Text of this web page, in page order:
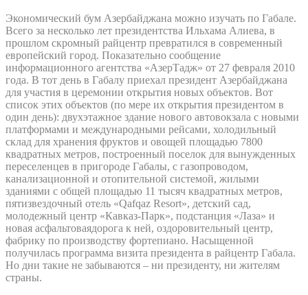
Экономический бум Азербайджана можно изучать по Габале.
Всего за несколько лет президентства Ильхама Алиева, в
прошлом скромный райцентр превратился в современный
европейский город. Показательно сообщение
информационного агентства «АзерТадж» от 27 февраля 2010
года. В тот день в Габалу приехал президент Азербайджана
для участия в церемонии открытия новых объектов. Вот
список этих объектов (по мере их открытия президентом в
один день): двухэтажное здание нового автовокзала с новыми
платформами и международными рейсами, холодильный
склад для хранения фруктов и овощей площадью 7800
квадратных метров, построенный поселок для вынужденных
переселенцев в пригороде Габалы, с газопроводом,
канализационной и отопительной системой, жилыми
зданиями с общей площадью 11 тысяч квадратных метров,
пятизвездочный отель «Qafqaz Resort», детский сад,
молодежный центр «Кавказ-Парк», подстанция «Лаза» и
новая асфальтоваядорога к ней, оздоровительный центр,
фабрику по производству фортепиано. Насыщенной
получилась программа визита президента в райцентр Габала.
Но дни такие не забываются – ни президенту, ни жителям
страны.